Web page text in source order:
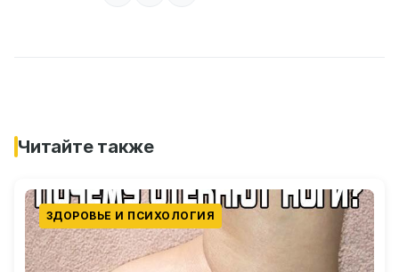
Читайте также
ЗДОРОВЬЕ И ПСИХОЛОГИЯ